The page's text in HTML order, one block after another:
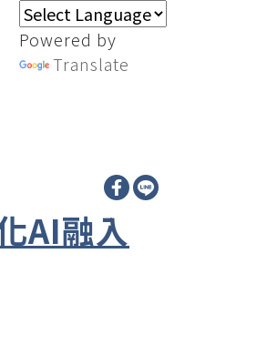
Powered by
Translate
AI融入